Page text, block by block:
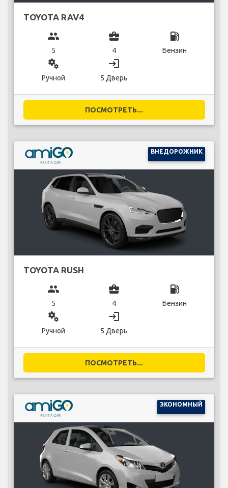
TOYOTA RAV4
group
5
business_center
4
local_gas_station
Бензин
miscellaneous_services
Ручной
login
5 Дверь
ПОСМОТРЕТЬ...
ВНЕДОРОЖНИК
TOYOTA RUSH
group
5
business_center
4
local_gas_station
Бензин
miscellaneous_services
Ручной
login
5 Дверь
ПОСМОТРЕТЬ...
ЭКОНОМНЫЙ